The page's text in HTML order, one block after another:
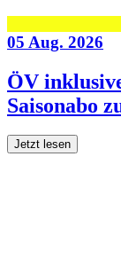
05 Aug. 2026
ÖV
Saisonabo
Jetzt lesen